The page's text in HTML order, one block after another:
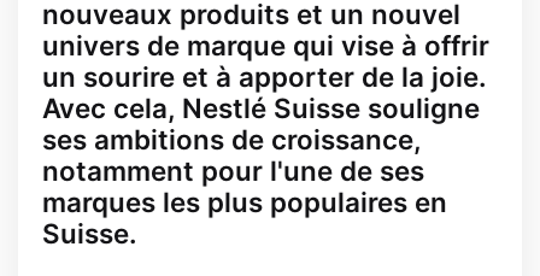
nouveaux produits et un nouvel
univers de marque qui vise à offrir
un sourire et à apporter de la joie.
Avec cela, Nestlé Suisse souligne
ses ambitions de croissance,
notamment pour l'une de ses
marques les plus populaires en
Suisse.